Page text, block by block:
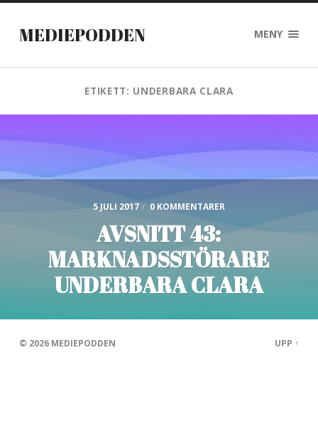
MEDIEPODDEN MENY
ETIKETT: UNDERBARA CLARA
5 JULI 2017 / 0 KOMMENTARER
AVSNITT 43:
MARKNADSSTÖRARE
UNDERBARA CLARA
© 2026 MEDIEPODDEN UPP ↑